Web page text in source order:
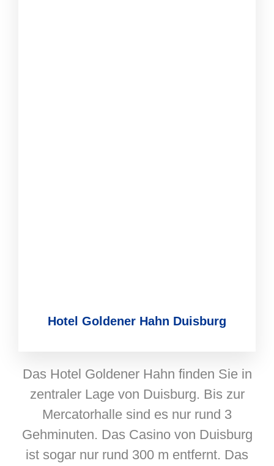
Hotel Goldener Hahn Duisburg
Das Hotel Goldener Hahn finden Sie in
zentraler Lage von Duisburg. Bis zur
Mercatorhalle sind es nur rund 3
Gehminuten. Das Casino von Duisburg
ist sogar nur rund 300 m entfernt. Das